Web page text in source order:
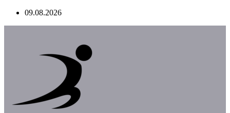
Перейти09.08.2026